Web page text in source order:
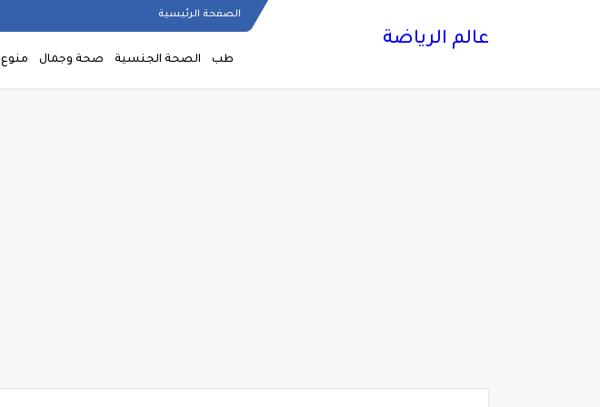
الصفحة الرئيسية
عالم الرياضة
طب الصحة الجنسية صحة وجمال منوع